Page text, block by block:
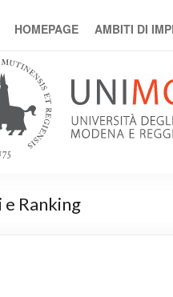
HOMEPAGE AMBITI DI
e Ranking